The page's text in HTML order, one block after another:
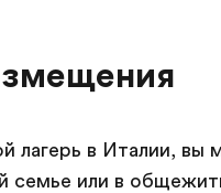
лагерь в Италии, вы
семье или в